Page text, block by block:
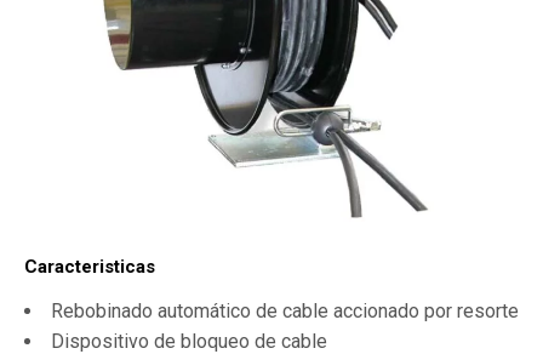
Caracteristicas
Rebobinado automático de cable accionado por resorte
Dispositivo de bloqueo de cable